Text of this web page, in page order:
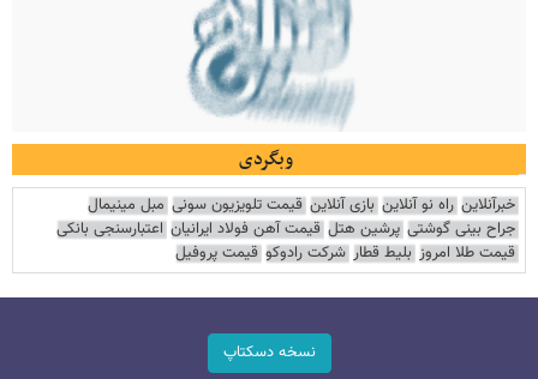
وبگردی
خبرآنلاین راه نو آنلاین بازی آنلاین قیمت تلویزیون سونی مبل مینیمال
جراح بینی گوشتی پرشین هتل قیمت آهن فولاد ایرانیان اعتبارسنجی بانکی
قیمت طلا امروز بلیط قطار شرکت رادوکو قیمت پروفیل
نسخه دسکتاپ